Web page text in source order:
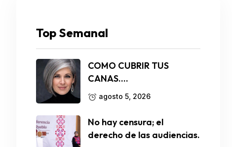
Top Semanal
COMO CUBRIR TUS
CANAS….
agosto 5, 2026
No hay censura; el
derecho de las audiencias.